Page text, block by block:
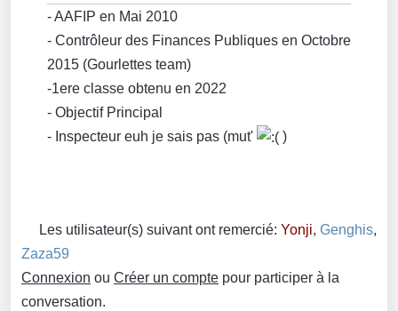
- AAFIP en Mai 2010
- Contrôleur des Finances Publiques en Octobre
2015 (Gourlettes team)
-1ere classe obtenu en 2022
- Objectif Principal
- Inspecteur euh je sais pas (mut'
)
Les utilisateur(s) suivant ont remercié: Yonji, Genghis,
Zaza59
Connexion ou Créer un compte pour participer à la
conversation.